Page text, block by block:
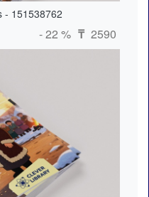
- 151538762
- 22 % ₸ 2590